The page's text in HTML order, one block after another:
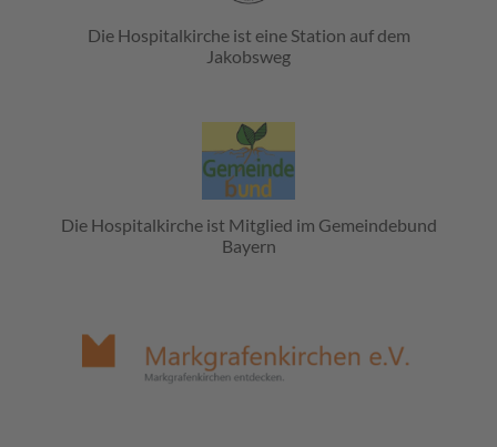
Die Hospitalkirche ist eine Station auf dem
Jakobsweg
Die Hospitalkirche ist Mitglied im Gemeindebund
Bayern